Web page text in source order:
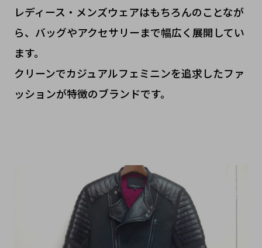
レディース・メンズウェアはもちろんのことなが
ら、バッグやアクセサリーまで幅広く展開してい
ます。
クリーンでカジュアルフェミニンを追求したファ
ッションが特徴のブランドです。